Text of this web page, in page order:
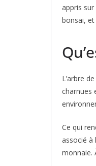
appris
bonsai,
L’arbre
charnues
Ce qui
associé à
monnaie.